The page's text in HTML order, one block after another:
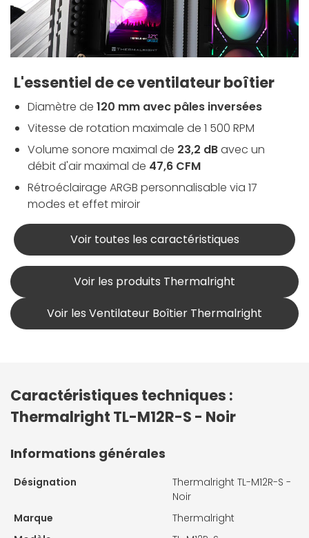
L'essentiel de ce ventilateur boîtier
Diamètre de 120 mm avec pâles inversées
Vitesse de rotation maximale de 1 500 RPM
Volume sonore maximal de 23,2 dBavec un
débit d'air maximal de 47,6 CFM
Rétroéclairage ARGB personnalisable via 17
modes et effet miroir
Voir toutes les caractéristiques
Voir les produits Thermalright
Voir les Ventilateur Boîtier Thermalright
Caractéristiques techniques :
Thermalright TL-M12R-S - Noir
Informations générales
Désignation
Thermalright TL-M12R-S -
Noir
Marque
Thermalright